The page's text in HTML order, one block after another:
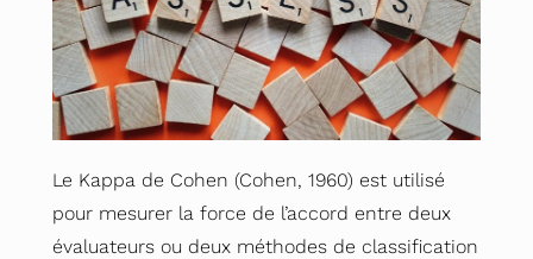
Le Kappa de Cohen (Cohen, 1960) est utilisé
pour mesurer la force de l’accord entre deux
évaluateurs ou deux méthodes de classification